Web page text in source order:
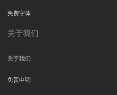
免费字体
关于我们
关于我们
免责申明